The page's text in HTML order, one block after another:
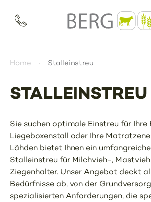
Home Stalleinstreu
STALLEINSTREU
Sie suchen optimale Einstreu für Ihre
Liegeboxenstall oder Ihre
Lähden bietet Ihnen ein
Stalleinstreu für Milchvieh-,
Ziegenhalter. Unser Angebot deckt
Bedürfnisse ab, von der
spezialisierten Anforderungen, die